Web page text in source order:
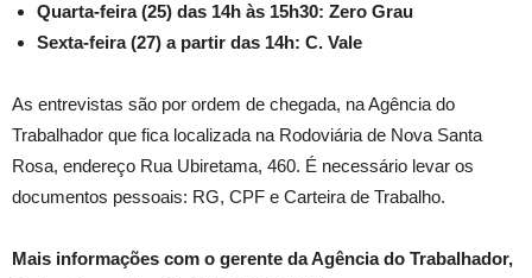
Quarta-feira (25) das 14h às 15h30: Zero Grau
Sexta-feira (27) a partir das 14h: C. Vale
As entrevistas são por ordem de chegada, na Agência do
Trabalhador que fica localizada na Rodoviária de Nova Santa
Rosa, endereço Rua Ubiretama, 460. É necessário levar os
documentos pessoais: RG, CPF e Carteira de Trabalho.
Mais informações com o gerente da Agência do Trabalhador,